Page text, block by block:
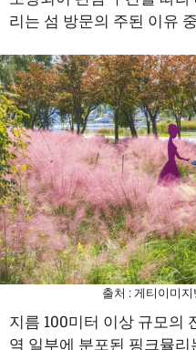
리는 섬 방문의 주된 이유
출처 : 게티이미지
지름 100미터 이상 규모의
역 일부에 분포된 핑크뮬